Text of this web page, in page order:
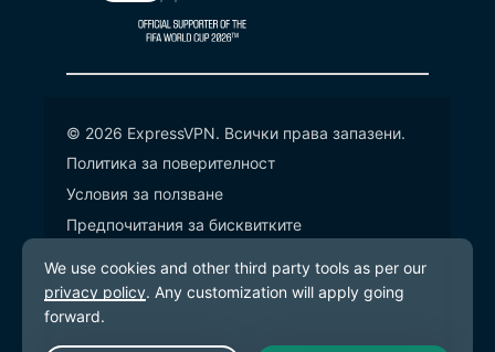
© 2026 ExpressVPN. Всички права запазени.
Политика за поверителност
Условия за ползване
Предпочитания за бисквитките